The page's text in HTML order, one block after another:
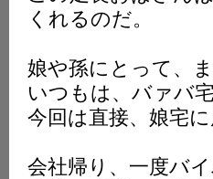
くれるのだ。
娘や孫にとって、
いつもは、バァバ
今回は直接、娘宅に
会社帰り、一度バ